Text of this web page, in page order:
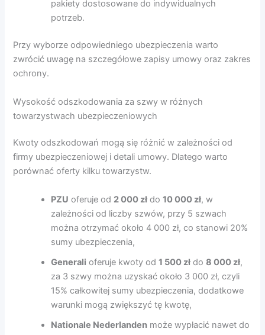
pakiety dostosowane do indywidualnych
potrzeb.
Przy wyborze odpowiedniego ubezpieczenia warto
zwrócić uwagę na szczegółowe zapisy umowy oraz zakres
ochrony.
Wysokość odszkodowania za szwy w różnych
towarzystwach ubezpieczeniowych
Kwoty odszkodowań mogą się różnić w zależności od
firmy ubezpieczeniowej i detali umowy. Dlatego warto
porównać oferty kilku towarzystw.
PZU oferuje od 2 000 zł do10 000 zł, w
zależności od liczby szwów, przy 5 szwach
można otrzymać około 4 000 zł, co stanowi 20%
sumy ubezpieczenia,
Generali oferuje kwoty od1 500 zł do8 000 zł,
za 3 szwy można uzyskać około 3 000 zł, czyli
15% całkowitej sumy ubezpieczenia, dodatkowe
warunki mogą zwiększyć tę kwotę,
Nationale Nederlanden może wypłacić nawet do